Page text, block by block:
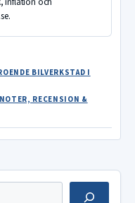
BILVERKSTAD I
RECENSION &